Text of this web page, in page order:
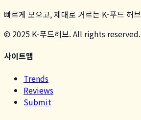
빠르게 모으고, 제대로 거르는 K-푸드 허브
© 2025 K-푸드허브. All rights reserved.
사이트맵
Trends
Reviews
Submit